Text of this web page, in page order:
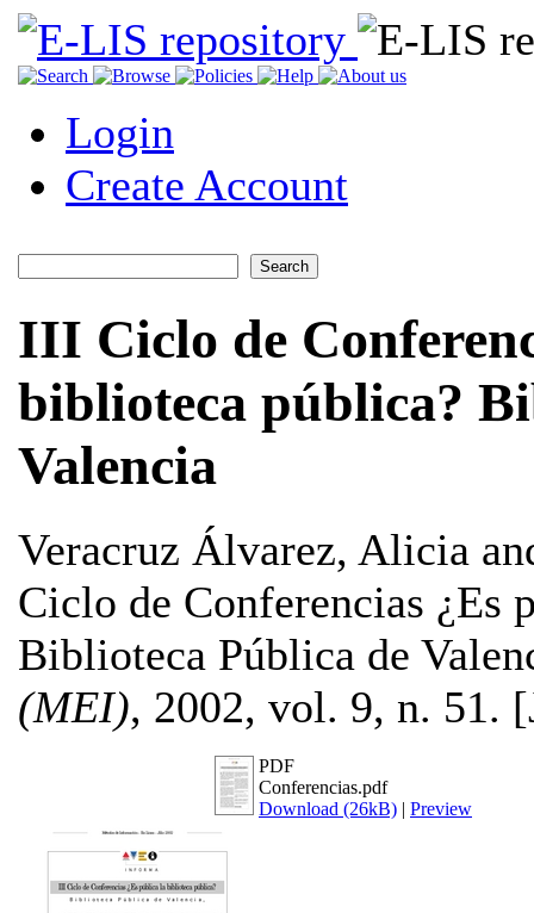
Login
Create Account
III Ciclo de
biblioteca pública?
Valencia
Veracruz Álvarez, Alicia
Ciclo de Conferencias ¿Es
Biblioteca Pública de
(MEI), 2002, vol. 9, n. 51.
PDF
Conferencias.pdf
Download (26kB) | Preview